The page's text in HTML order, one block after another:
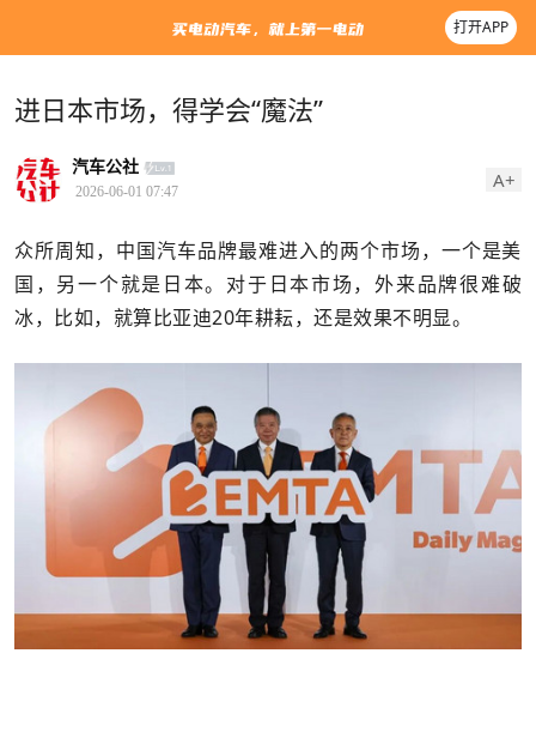
打开APP
进日本市场，得学会“魔法”
汽车公社
2026-06-01 07:47 A+
众所周知，中国汽车品牌最难进入的两个市场，一个是美
国，另一个就是日本。对于日本市场，外来品牌很难破
冰，比如，就算比亚迪20年耕耘，还是效果不明显。